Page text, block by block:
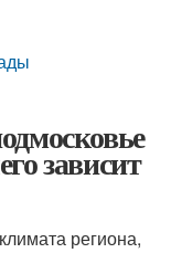
зависит
региона,